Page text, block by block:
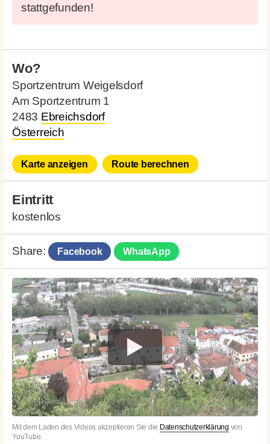
stattgefunden!
Wo?
Sportzentrum Weigelsdorf
Am Sportzentrum 1
2483 Ebreichsdorf
Österreich
Karte anzeigen Route berechnen
Eintritt
kostenlos
Share: Facebook WhatsApp
Mit dem Laden des Videos akzeptieren Sie die Datenschutzerklärung von
YouTube.